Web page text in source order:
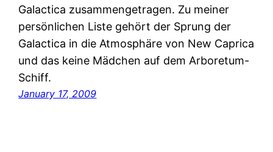
Galactica zusammengetragen. Zu meiner
persönlichen Liste gehört der Sprung der
Galactica in die Atmosphäre von New Caprica
und das keine Mädchen auf dem Arboretum-
Schiff.
January 17, 2009